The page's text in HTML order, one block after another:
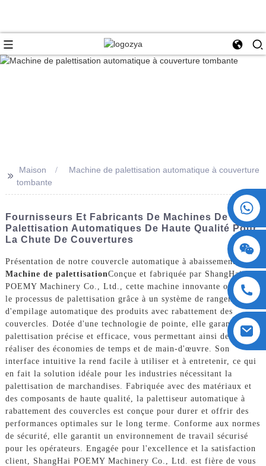
>>
Maison
Machine de palettisation automatique à couverture
tombante
Fournisseurs Et Fabricants De Machines De
Palettisation Automatiques De Haute Qualité Pour
La Chute De Couvertures
Présentation de notre couvercle automatique à abaissement
Machine de palettisationConçue et fabriquée par ShangHai
POEMY Machinery Co., Ltd., cette machine innovante optimise
le processus de palettisation grâce à un système de rangement et
d'empilage automatique des produits avec rabattement des
couvercles. Dotée d'une technologie de pointe, elle garantit une
palettisation précise et efficace, vous permettant ainsi de
réaliser des économies de temps et de main-d'œuvre. Son
interface intuitive la rend facile à utiliser et à entretenir, ce qui
en fait la solution idéale pour les industries nécessitant la
palettisation de marchandises. Fabriquée avec des matériaux et
des composants de haute qualité, la palettiseur automatique à
rabattement des couvercles est conçue pour durer et offrir des
performances optimales sur le long terme. Conforme aux normes
de sécurité, elle garantit un environnement de travail sécurisé
pour les opérateurs. Engagée pour l'excellence et la satisfaction
client, ShangHai POEMY Machinery Co., Ltd. est fière de vous